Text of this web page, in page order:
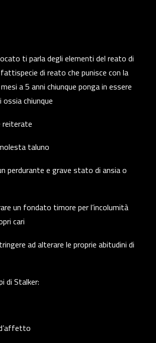
ti parla degli elementi del reato di
di reato che punisce con la
a 5 anni chiunque ponga in essere
chiunque
taluno
perdurante e grave stato di ansia o
un fondato timore per l’incolumità
cari
ad alterare le proprie abitudini di
di Stalker: